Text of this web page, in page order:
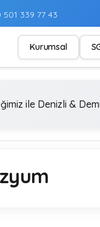
501 339 77 43
Kurumsal
ile Denizli &